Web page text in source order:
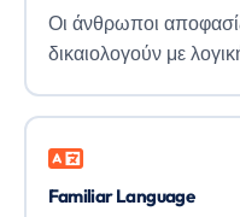
Οι άνθρωποι
δικαιολογούν με
Familiar Language